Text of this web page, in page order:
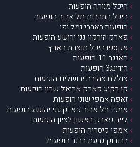
היכל מנורה הופעות
היכל התרבות תל אביב הופעות
הופעות בארבי נמל יפו
פארק הירקון גני יהושע הופעות
אקספו היכל תוצרת הארץ
האנגר 11 הופעות
רידינג3 הופעות
צוללת צהובה ירושלים הופעות
קו רקיע פארק אריאל שרון הופעות
זאפה אמפי שוני הופעות
אמפי תל אביב פארק גני יהושע הופעות
לייב פארק ראשון לציון הופעות
אמפי קיסריה הופעות
ברנרוק גבעת ברנר הופעות